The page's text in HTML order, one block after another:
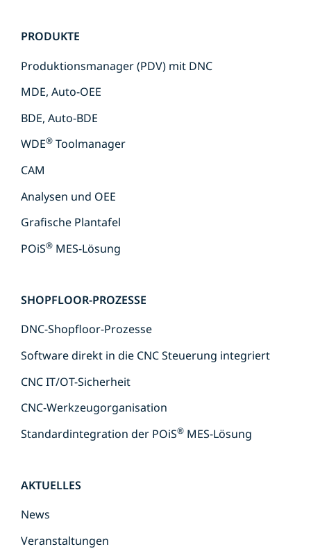
überspringen
PRODUKTE
Produktionsmanager (PDV) mit DNC
MDE, Auto-OEE
BDE, Auto-BDE
WDE® Toolmanager
CAM
Analysen und OEE
Grafische Plantafel
POiS® MES-Lösung
SHOPFLOOR-PROZESSE
DNC-Shopfloor-Prozesse
Software direkt in die CNC Steuerung integriert
CNC IT/OT-Sicherheit
CNC-Werkzeugorganisation
Standardintegration der POiS® MES-Lösung
AKTUELLES
News
Veranstaltungen